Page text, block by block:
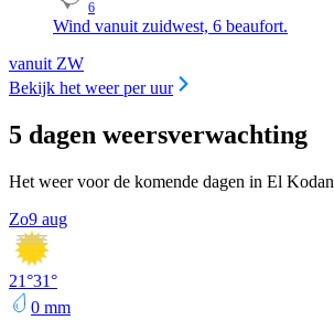
6
Wind vanuit zuidwest, 6 beaufort.
vanuit ZW
Bekijk het weer per uur
5 dagen weersverwachting
Het weer voor de komende dagen in El Kodan
Zo9 aug
21°31°
0 mm